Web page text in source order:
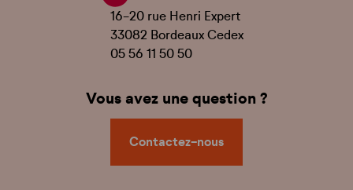
16-20 rue Henri Expert
33082 Bordeaux Cedex
05 56 11 50 50
Vous avez une question ?
Contactez-nous